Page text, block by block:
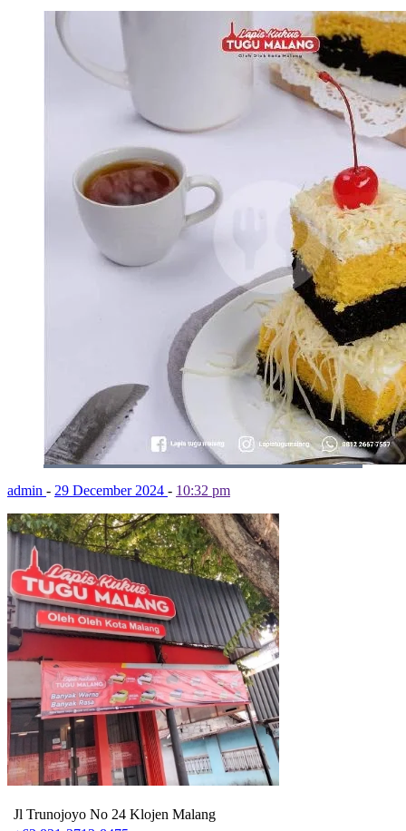
admin - 29 December 2024 - 10:32 pm
Jl Trunojoyo No 24 Klojen Malang